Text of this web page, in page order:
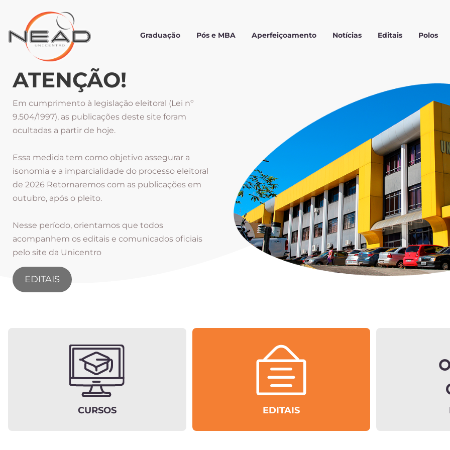
Graduação Pós e MBA Aperfeiçoamento Notícias Editais Polos
ATENÇÃO!
Em cumprimento à legislação eleitoral (Lei nº
9.504/1997), as publicações deste site foram
ocultadas a partir de hoje.
Essa medida tem como objetivo assegurar a
isonomia e a imparcialidade do processo eleitoral
de 2026 Retornaremos com as publicações em
outubro, após o pleito.
Nesse período, orientamos que todos
acompanhem os editais e comunicados oficiais
pelo site da Unicentro
EDITAIS
CURSOS EDITAIS